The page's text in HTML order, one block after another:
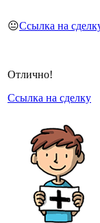
😐Ссылка на
Отлично!
Ссылка на сделку